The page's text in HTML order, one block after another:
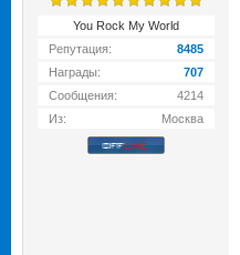
You Rock My World
Репутация:
8485
Награды:
707
Сообщения:
4214
Из:
Москва